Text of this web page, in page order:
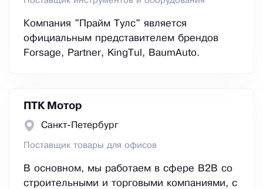
Компания "Прайм Тулс" является
официальным представителем брендов
Forsage, Partner, KingTul, BaumAuto.
ПТК Мотор
Санкт-Петербург
Поставщик товары для офисов
В основном, мы работаем в сфере В2В со
строительными и торговыми компаниями, с